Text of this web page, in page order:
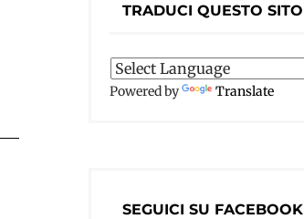
TRADUCI QUESTO SITO
Powered by Translate
SEGUICI SU FACEBOOK